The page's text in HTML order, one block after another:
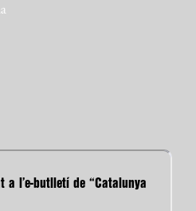
a l’e-butlletí de “Catalunya